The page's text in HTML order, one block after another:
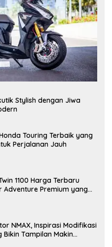
Stylish dengan Jiwa
Touring Terbaik yang
Perjalanan Jauh
1100 Harga Terbaru
Adventure Premium yang
NMAX, Inspirasi Modifikasi
Bikin Tampilan Makin